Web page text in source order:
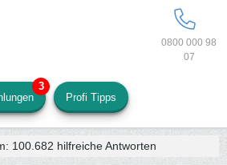
0800 000 98
07
Profi Tipps
100.682 hilfreiche Antworten